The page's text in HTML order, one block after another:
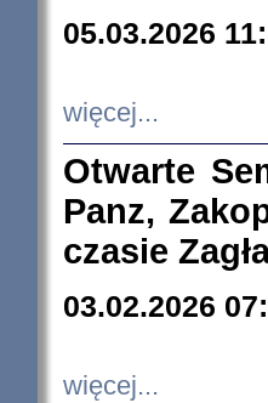
05.03.2026
więcej...
Otwarte
Panz,
czasie
03.02.2026
więcej...